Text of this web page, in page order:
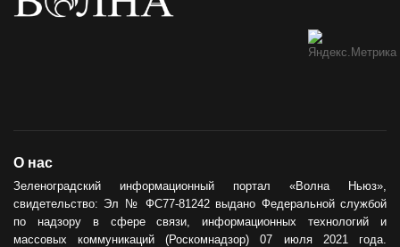
О нас
Зеленоградский информационный портал «Волна Ньюз»,
свидетельство: Эл № ФС77-81242 выдано Федеральной службой
по надзору в сфере связи, информационных технологий и
массовых коммуникаций (Роскомнадзор) 07 июля 2021 года.